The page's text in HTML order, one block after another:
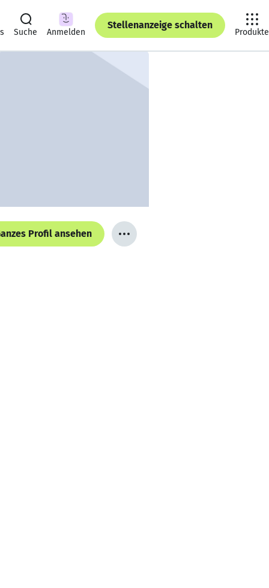
Suche Anmelden
Stellenanzeige schalten
Produkte
Profil ansehen